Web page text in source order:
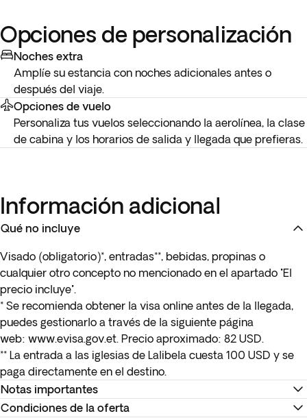
Opciones de personalización
Noches extra
Amplíe su estancia con noches adicionales antes o
después del viaje.
Opciones de vuelo
Personaliza tus vuelos seleccionando la aerolínea, la clase
de cabina y los horarios de salida y llegada que prefieras.
Información adicional
Qué no incluye
Visado (obligatorio)*, entradas**, bebidas, propinas o
cualquier otro concepto no mencionado en el apartado "El
precio incluye".
* Se recomienda obtener la visa online antes de la llegada,
puedes gestionarlo a través de la siguiente página
web: www.evisa.gov.et. Precio aproximado: 82 USD.
** La entrada a las iglesias de Lalibela cuesta 100 USD y se
paga directamente en el destino.
Notas importantes
Condiciones de la oferta